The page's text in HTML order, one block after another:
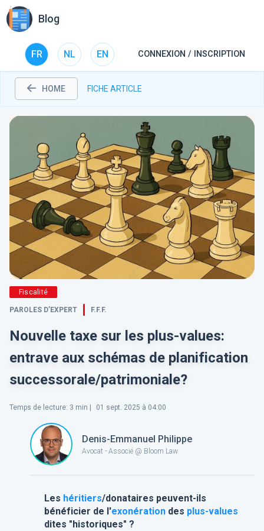
Blog
FR NL EN CONNEXION / INSCRIPTION
HOME FICHE ARTICLE
Fiscalité
PAROLES D’EXPERT F.F.F.
Nouvelle taxe sur les plus-values:
entrave aux schémas de planification
successorale/patrimoniale?
Temps de lecture: 3 min | 01 sept. 2025 à 04:00
Denis-Emmanuel Philippe
Avocat - Associé @ Bloom Law
Les héritiers/donataires peuvent-ils
bénéficier de l'exonérationdes plus-values
dites "historiques" ?